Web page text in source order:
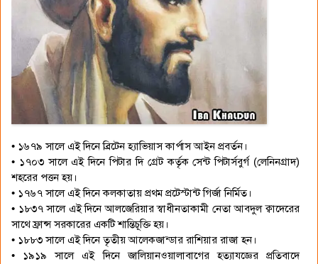
• ১৬৭৯ সালে এই দিনে ব্রিটেন হ্যাভিয়াস কার্পাস আইন প্রবর্তন।
• ১৭০৩ সালে এই দিনে পিটার দি গ্রেট কর্তৃক সেন্ট পিটার্সবুর্গ (লেনিনগ্রাদ)
শহরের পত্তন হয়।
• ১৭৬৭ সালে এই দিনে কলকাতায় প্রথম প্রটেস্টান্ট গির্জা নির্মিত।
• ১৮৩৭ সালে এই দিনে আলজেরিয়ার স্বাধীনতাকামী নেতা আবদুল ক্বাদেরের
সাথে ফ্রান্স সরকারের একটি শান্তিচূক্তি হয়।
• ১৮৮৩ সালে এই দিনে তৃতীয় আলেকজান্ডার রাশিয়ার রাজা হন।
• ১৯১৯ সালে এই দিনে জালিয়ানওয়ালাবাগের হত্যাযজ্ঞের প্রতিবাদে